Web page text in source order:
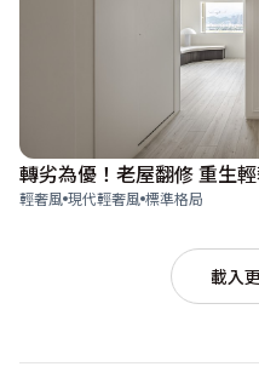
轉劣為優！老屋翻修 重生
輕奢風 現代輕奢風 標準格局
載入